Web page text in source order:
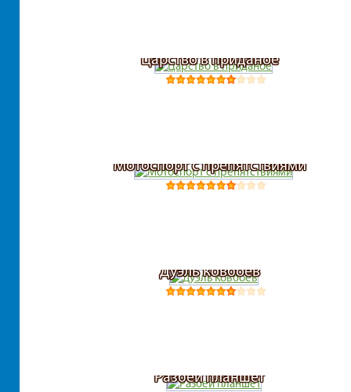
Царство в приданое
Мотоспорт с препятствиями
Дуэль ковбоев
Разбей планшет